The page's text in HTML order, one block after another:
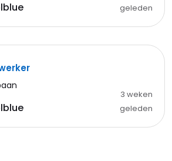
geleden
3 weken
geleden